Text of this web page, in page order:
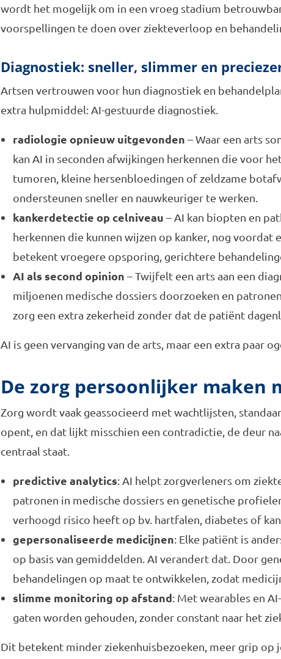
wordt het mogelijk om in een vroeg stadium
voorspellingen te doen over ziekteverloop en
Diagnostiek: sneller, slimmer en
Artsen vertrouwen voor hun diagnostiek en
extra hulpmiddel: AI-gestuurde diagnostiek.
radiologie opnieuw uitgevonden – Waar een arts
kan AI in seconden afwijkingen herkennen die voor
tumoren, kleine hersenbloedingen of zeldzame
ondersteunen sneller en nauwkeuriger te werken.
kankerdetectie op celniveau – AI kan biopten en
herkennen die kunnen wijzen op kanker, nog
betekent vroegere opsporing, gerichtere
AI als second opinion – Twijfelt een arts aan een
miljoenen medische dossiers doorzoeken en
zorg een extra zekerheid zonder dat de patiënt
AI is geen vervanging van de arts, maar een extra paar
De zorg persoonlijker maken
Zorg wordt vaak geassocieerd met wachtlijsten,
opent, en dat lijkt misschien een contradictie, de deur
centraal staat.
predictive analytics: AI helpt zorgverleners om
patronen in medische dossiers en genetische
verhoogd risico heeft op bv. hartfalen, diabetes of
gepersonaliseerde medicijnen: Elke patiënt is
op basis van gemiddelden. AI verandert dat. Door
behandelingen op maat te ontwikkelen, zodat
slimme monitoring op afstand: Met wearables en
gaten worden gehouden, zonder constant naar het
Dit betekent minder ziekenhuisbezoeken, meer grip